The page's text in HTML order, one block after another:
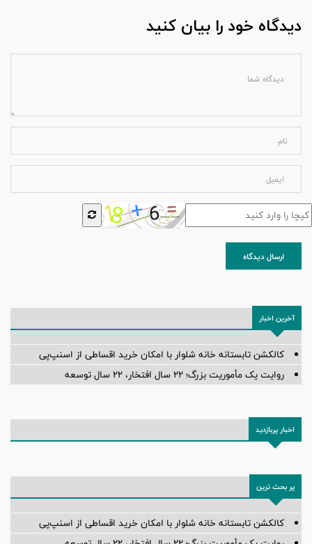
دیدگاه خود را بیان کنید
ارسال دیدگاه
آخرین اخبار
کالکشن تابستانه خانه شلوار با امکان خرید اقساطی از اسنپ‌پی
روایت یک مأموریت بزرگ؛ ۲۲ سال افتخار، ۲۲ سال توسعه
اخبار پربازدید
پر بحث ترین
کالکشن تابستانه خانه شلوار با امکان خرید اقساطی از اسنپ‌پی